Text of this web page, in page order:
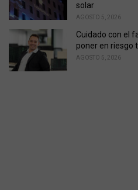
solar
AGOSTO 5, 2026
Cuidado con el
poner en riesgo
AGOSTO 5, 2026